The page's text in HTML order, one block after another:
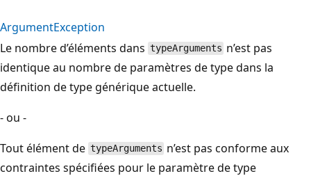
ArgumentException
Le nombre d’éléments dans typeArguments n’est pas
identique au nombre de paramètres de type dans la
définition de type générique actuelle.
- ou -
Tout élément de typeArguments n’est pas conforme aux
contraintes spécifiées pour le paramètre de type